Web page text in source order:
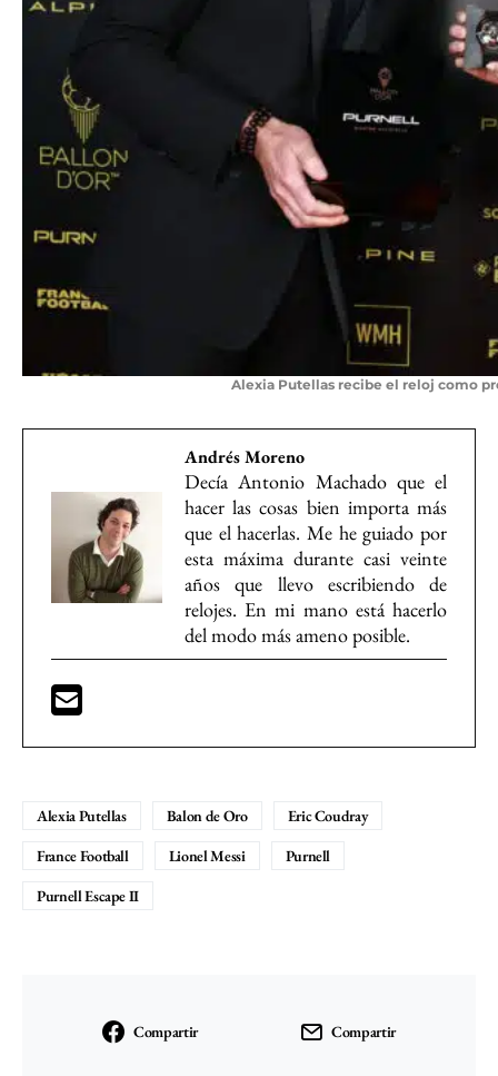
Alexia Putellas recibe el reloj como
Andrés Moreno
Decía Antonio Machado que el
hacer las cosas bien importa más
que el hacerlas. Me he guiado por
esta máxima durante casi veinte
años que llevo escribiendo de
relojes. En mi mano está hacerlo
del modo más ameno posible.
Alexia Putellas Balon de Oro
Eric Coudray
France Football
Lionel Messi
Purnell
Purnell Escape II
Compartir Compartir